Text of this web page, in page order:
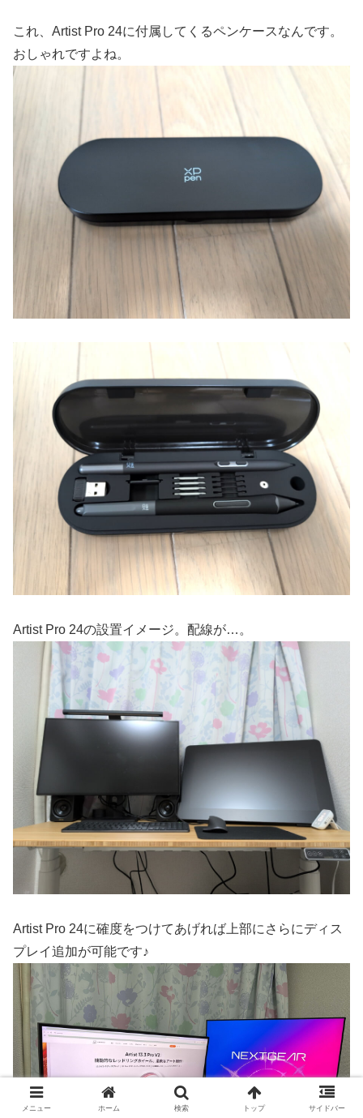
これ、Artist Pro 24に付属してくるペンケースなんです。
おしゃれですよね。
Artist Pro 24の設置イメージ。配線が…。
Artist Pro 24に確度をつけてあげれば上部にさらにディス
プレイ追加が可能です♪
メニュー ホーム 検索 トップ サイドバー